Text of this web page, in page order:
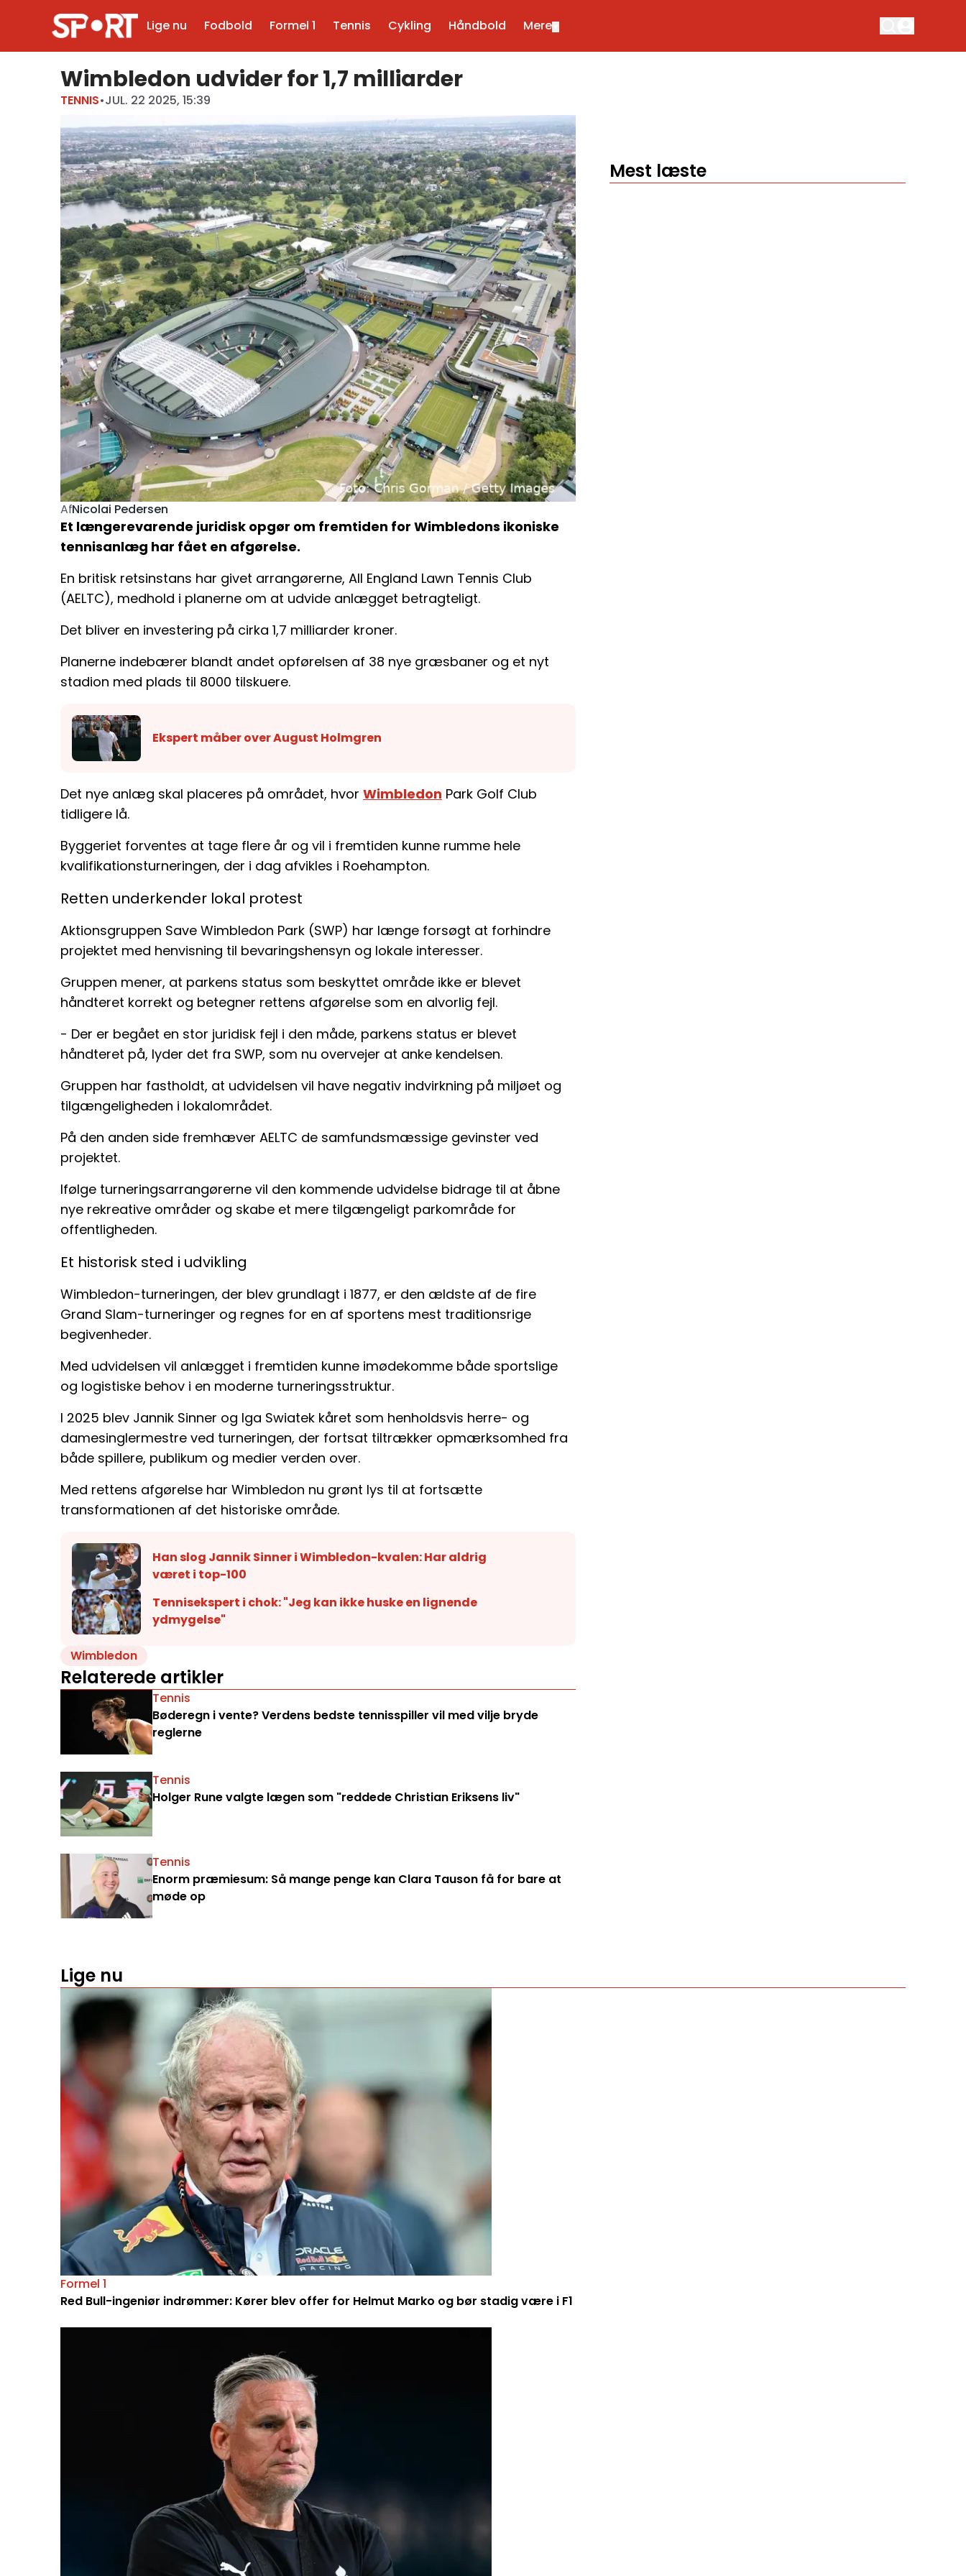
Lige nu Fodbold Formel 1 Tennis Cykling Håndbold Mere
Wimbledon udvider for 1,7 milliarder
TENNIS•JUL. 22 2025, 15:39
AfNicolai Pedersen
Et længerevarende juridisk opgør om fremtiden for Wimbledons ikoniske
tennisanlæg har fået en afgørelse.
En britisk retsinstans har givet arrangørerne, All England Lawn Tennis Club
(AELTC), medhold i planerne om at udvide anlægget betragteligt.
Det bliver en investering på cirka 1,7 milliarder kroner.
Planerne indebærer blandt andet opførelsen af 38 nye græsbaner og et nyt
stadion med plads til 8000 tilskuere.
Ekspert måber over August Holmgren
Det nye anlæg skal placeres på området, hvor Wimbledon Park Golf Club
tidligere lå.
Byggeriet forventes at tage flere år og vil i fremtiden kunne rumme hele
kvalifikationsturneringen, der i dag afvikles i Roehampton.
Retten underkender lokal protest
Aktionsgruppen Save Wimbledon Park (SWP) har længe forsøgt at forhindre
projektet med henvisning til bevaringshensyn og lokale interesser.
Gruppen mener, at parkens status som beskyttet område ikke er blevet
håndteret korrekt og betegner rettens afgørelse som en alvorlig fejl.
- Der er begået en stor juridisk fejl i den måde, parkens status er blevet
håndteret på, lyder det fra SWP, som nu overvejer at anke kendelsen.
Gruppen har fastholdt, at udvidelsen vil have negativ indvirkning på miljøet og
tilgængeligheden i lokalområdet.
På den anden side fremhæver AELTC de samfundsmæssige gevinster ved
projektet.
Ifølge turneringsarrangørerne vil den kommende udvidelse bidrage til at åbne
nye rekreative områder og skabe et mere tilgængeligt parkområde for
offentligheden.
Et historisk sted i udvikling
Wimbledon-turneringen, der blev grundlagt i 1877, er den ældste af de fire
Grand Slam-turneringer og regnes for en af sportens mest traditionsrige
begivenheder.
Med udvidelsen vil anlægget i fremtiden kunne imødekomme både sportslige
og logistiske behov i en moderne turneringsstruktur.
I 2025 blev Jannik Sinner og Iga Swiatek kåret som henholdsvis herre- og
damesinglermestre ved turneringen, der fortsat tiltrækker opmærksomhed fra
både spillere, publikum og medier verden over.
Med rettens afgørelse har Wimbledon nu grønt lys til at fortsætte
transformationen af det historiske område.
Han slog Jannik Sinner i Wimbledon-kvalen: Har aldrig
været i top-100
Tennisekspert i chok: "Jeg kan ikke huske en lignende
ydmygelse"
Wimbledon
Relaterede artikler
Tennis
Bøderegn i vente? Verdens bedste tennisspiller vil med vilje bryde
reglerne
Tennis
Holger Rune valgte lægen som "reddede Christian Eriksens liv"
Tennis
Enorm præmiesum: Så mange penge kan Clara Tauson få for bare at
møde op
Mest læste
Lige nu
Formel 1
Red Bull-ingeniør indrømmer: Kører blev offer for Helmut Marko og bør stadig være i F1